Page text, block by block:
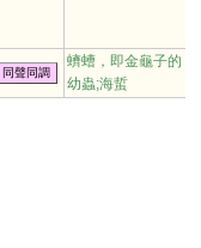
同聲同調
蠐螬，即金龜子的
幼蟲;海蜇